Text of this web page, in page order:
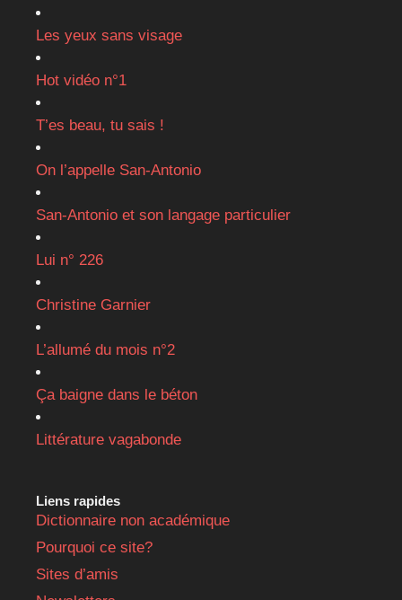
Les yeux sans visage
Hot vidéo n°1
T’es beau, tu sais !
On l’appelle San-Antonio
San-Antonio et son langage particulier
Lui n° 226
Christine Garnier
L’allumé du mois n°2
Ça baigne dans le béton
Littérature vagabonde
Liens rapides
Dictionnaire non académique
Pourquoi ce site?
Sites d’amis